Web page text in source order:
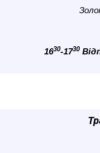
1630-1730